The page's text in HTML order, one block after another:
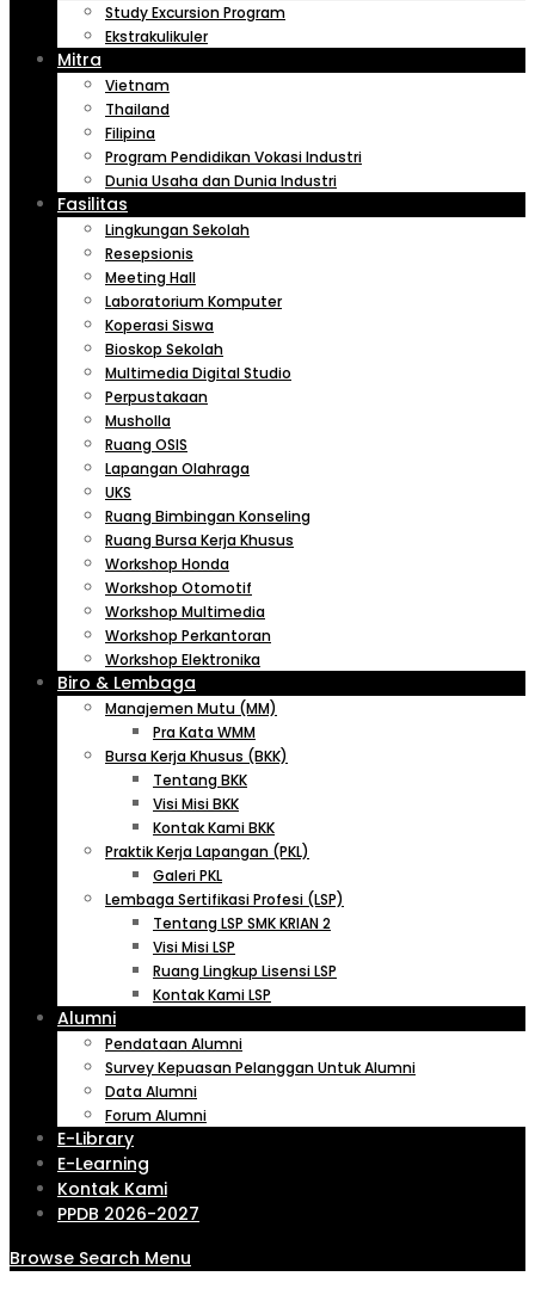
Study Excursion Program
Ekstrakulikuler
Mitra
Vietnam
Thailand
Filipina
Program Pendidikan Vokasi Industri
Dunia Usaha dan Dunia Industri
Fasilitas
Lingkungan Sekolah
Resepsionis
Meeting Hall
Laboratorium Komputer
Koperasi Siswa
Bioskop Sekolah
Multimedia Digital Studio
Perpustakaan
Musholla
Ruang OSIS
Lapangan Olahraga
UKS
Ruang Bimbingan Konseling
Ruang Bursa Kerja Khusus
Workshop Honda
Workshop Otomotif
Workshop Multimedia
Workshop Perkantoran
Workshop Elektronika
Biro & Lembaga
Manajemen Mutu (MM)
Pra Kata WMM
Bursa Kerja Khusus (BKK)
Tentang BKK
Visi Misi BKK
Kontak Kami BKK
Praktik Kerja Lapangan (PKL)
Galeri PKL
Lembaga Sertifikasi Profesi (LSP)
Tentang LSP SMK KRIAN 2
Visi Misi LSP
Ruang Lingkup Lisensi LSP
Kontak Kami LSP
Alumni
Pendataan Alumni
Survey Kepuasan Pelanggan Untuk Alumni
Data Alumni
Forum Alumni
E-Library
E-Learning
Kontak Kami
PPDB 2026-2027
Browse Search Menu